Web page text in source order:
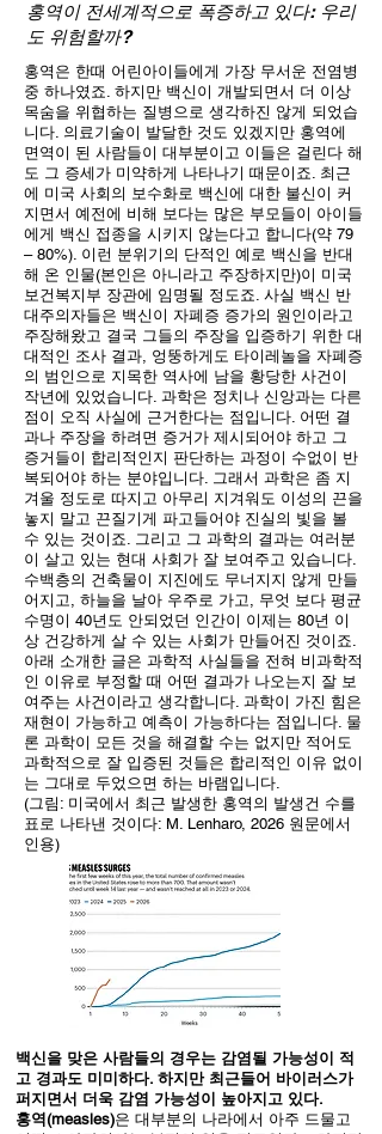
홍역이 전세계적으로 폭증하고 있다: 우리
도 위험할까?
홍역은 한때 어린아이들에게 가장 무서운 전염병
중 하나였죠. 하지만 백신이 개발되면서 더 이상
목숨을 위협하는 질병으로 생각하진 않게 되었습
니다. 의료기술이 발달한 것도 있겠지만 홍역에
면역이 된 사람들이 대부분이고 이들은 걸린다 해
도 그 증세가 미약하게 나타나기 때문이죠. 최근
에 미국 사회의 보수화로 백신에 대한 불신이 커
지면서 예전에 비해 보다는 많은 부모들이 아이들
에게 백신 접종을 시키지 않는다고 합니다(약 79
– 80%). 이런 분위기의 단적인 예로 백신을 반대
해 온 인물(본인은 아니라고 주장하지만)이 미국
보건복지부 장관에 임명될 정도죠. 사실 백신 반
대주의자들은 백신이 자폐증 증가의 원인이라고
주장해왔고 결국 그들의 주장을 입증하기 위한 대
대적인 조사 결과, 엉뚱하게도 타이레놀을 자폐증
의 범인으로 지목한 역사에 남을 황당한 사건이
작년에 있었습니다. 과학은 정치나 신앙과는 다른
점이 오직 사실에 근거한다는 점입니다. 어떤 결
과나 주장을 하려면 증거가 제시되어야 하고 그
증거들이 합리적인지 판단하는 과정이 수없이 반
복되어야 하는 분야입니다. 그래서 과학은 좀 지
겨울 정도로 따지고 아무리 지겨워도 이성의 끈을
놓지 말고 끈질기게 파고들어야 진실의 빛을 볼
수 있는 것이죠. 그리고 그 과학의 결과는 여러분
이 살고 있는 현대 사회가 잘 보여주고 있습니다.
수백층의 건축물이 지진에도 무너지지 않게 만들
어지고, 하늘을 날아 우주로 가고, 무엇 보다 평균
수명이 40년도 안되었던 인간이 이제는 80년 이
상 건강하게 살 수 있는 사회가 만들어진 것이죠.
아래 소개한 글은 과학적 사실들을 전혀 비과학적
인 이유로 부정할 때 어떤 결과가 나오는지 잘 보
여주는 사건이라고 생각합니다. 과학이 가진 힘은
재현이 가능하고 예측이 가능하다는 점입니다. 물
론 과학이 모든 것을 해결할 수는 없지만 적어도
과학적으로 잘 입증된 것들은 합리적인 이유 없이
는 그대로 두었으면 하는 바램입니다.
(그림: 미국에서 최근 발생한 홍역의 발생건 수를
표로 나타낸 것이다: M. Lenharo, 2026 원문에서
인용)
백신을 맞은 사람들의 경우는 감염될 가능성이 적
고 경과도 미미하다. 하지만 최근들어 바이러스가
퍼지면서 더욱 감염 가능성이 높아지고 있다.
홍역(measles)은 대부분의 나라에서 아주 드물고